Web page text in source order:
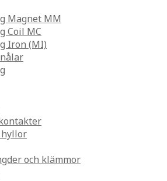
Magnet MM
Coil MC
Iron (MI)
hyllor
och klämmor